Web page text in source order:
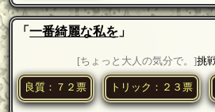
「一番綺麗な私を 」
挑
[ちょっと大人の気分で。]
良質：７２票 トリック：２３票